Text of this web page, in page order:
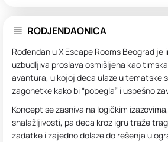
RODJENDAONICA
Rođendan u X Escape Rooms Beograd
uzbudljiva proslava osmišljena kao
avantura, u kojoj deca ulaze u tematske
zagonetke kako bi “pobegla” i uspešno
Koncept se zasniva na logičkim
snalažljivosti, pa deca kroz igru traže
zadatke i zajedno dolaze do rešenja u